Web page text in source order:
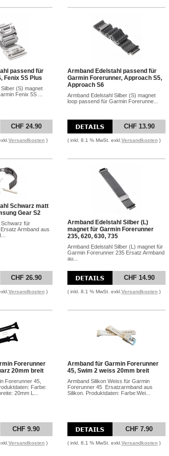
passend für
Fenix 5S Plus
(S) magnet
Fenix 5S ...
CHF 24.90
Versandkosten )
Armband Edelstahl passend für
Garmin Forerunner, Approach S5,
Approach S6
Armband Edelstahl Silber (S) magnet
loop passend für Garmin Forerunne...
CHF 13.90
( inkl. 8.1 % MwSt. exkl. Versandkosten )
Schwarz matt
Gear S2
Schwarz für
Armband aus
CHF 26.90
Versandkosten )
Armband Edelstahl Silber (L)
magnet für Garmin Forerunner
235, 620, 630, 735
Armband Edelstahl Silber (L) magnet für
Garmin Forerunner 235 Ersatz Armband
au...
CHF 14.90
( inkl. 8.1 % MwSt. exkl. Versandkosten )
Forerunner
20mm breit
Forerunner 45,
Farbe:
20mm L...
CHF 9.90
Versandkosten )
Armband für Garmin Forerunner
45, Swim 2 weiss 20mm breit
Armband Silikon Weiss für Garmin
Forerunner 45 Ersatzarmband aus
Silikon. Produktdaten: Farbe:Wei...
CHF 7.90
( inkl. 8.1 % MwSt. exkl. Versandkosten )